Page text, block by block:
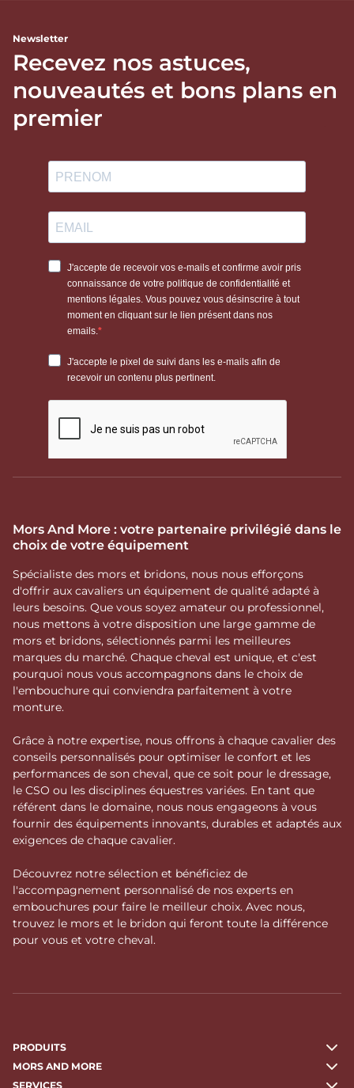
Newsletter
Recevez nos astuces,
nouveautés et bons plans en
premier
Mors And More : votre partenaire privilégié dans le
choix de votre équipement
Spécialiste des mors et bridons, nous nous efforçons
d'offrir aux cavaliers un équipement de qualité adapté à
leurs besoins. Que vous soyez amateur ou professionnel,
nous mettons à votre disposition une large gamme de
mors et bridons, sélectionnés parmi les meilleures
marques du marché. Chaque cheval est unique, et c'est
pourquoi nous vous accompagnons dans le choix de
l'embouchure qui conviendra parfaitement à votre
monture.
Grâce à notre expertise, nous offrons à chaque cavalier des
conseils personnalisés pour optimiser le confort et les
performances de son cheval, que ce soit pour le dressage,
le CSO ou les disciplines équestres variées. En tant que
référent dans le domaine, nous nous engageons à vous
fournir des équipements innovants, durables et adaptés aux
exigences de chaque cavalier.
Découvrez notre sélection et bénéficiez de
l'accompagnement personnalisé de nos experts en
embouchures pour faire le meilleur choix. Avec nous,
trouvez le mors et le bridon qui feront toute la différence
pour vous et votre cheval.
PRODUITS
MORS AND MORE
SERVICES